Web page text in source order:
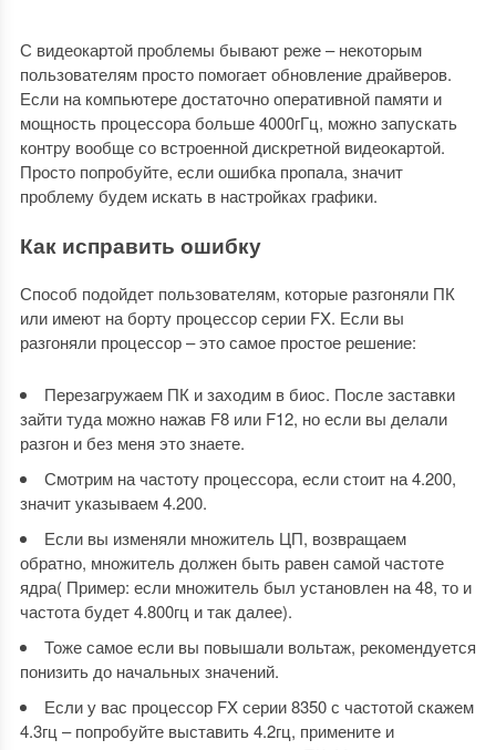
С видеокартой проблемы бывают реже – некоторым
пользователям просто помогает обновление драйверов.
Если на компьютере достаточно оперативной памяти и
мощность процессора больше 4000гГц, можно запускать
контру вообще со встроенной дискретной видеокартой.
Просто попробуйте, если ошибка пропала, значит
проблему будем искать в настройках графики.
Как исправить ошибку
Способ подойдет пользователям, которые разгоняли ПК
или имеют на борту процессор серии FX. Если вы
разгоняли процессор – это самое простое решение:
Перезагружаем ПК и заходим в биос. После заставки
зайти туда можно нажав F8 или F12, но если вы делали
разгон и без меня это знаете.
Смотрим на частоту процессора, если стоит на 4.200,
значит указываем 4.200.
Если вы изменяли множитель ЦП, возвращаем
обратно, множитель должен быть равен самой частоте
ядра( Пример: если множитель был установлен на 48, то и
частота будет 4.800гц и так далее).
Тоже самое если вы повышали вольтаж, рекомендуется
понизить до начальных значений.
Если у вас процессор FX серии 8350 с частотой скажем
4.3гц – попробуйте выставить 4.2гц, примените и